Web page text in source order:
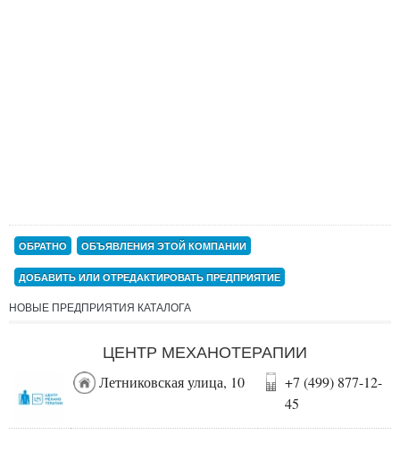
ОБРАТНО ОБЪЯВЛЕНИЯ ЭТОЙ КОМПАНИИ
ДОБАВИТЬ ИЛИ ОТРЕДАКТИРОВАТЬ ПРЕДПРИЯТИЕ
НОВЫЕ ПРЕДПРИЯТИЯ КАТАЛОГА
ЦЕНТР МЕХАНОТЕРАПИИ
Летниковская улица, 10
+7 (499) 877-12-
45